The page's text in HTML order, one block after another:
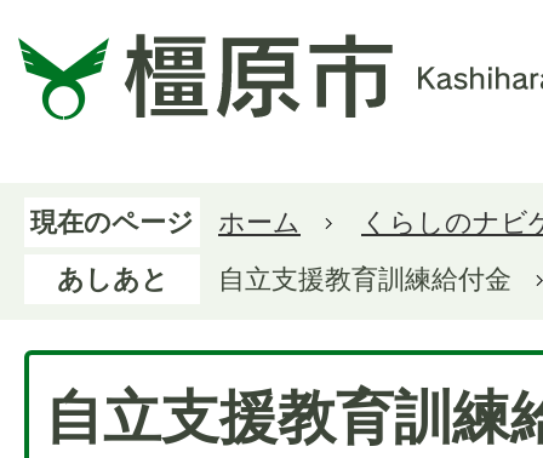
現在のページ ホーム
くらしのナビ
あしあと
自立支援教育訓練給付金
自立支援教育訓練